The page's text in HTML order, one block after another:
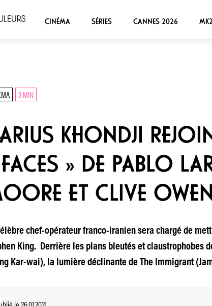
CINÉMA SÉRIES CANNES 2026
3 MIN
KHONDJI
» DE PABLO
ET CLIVE OWEN
chef-opérateur franco-iranien sera chargé de
King. Derrière les plans bleutés et claustrophobes
Kar-wai), la lumière déclinante de The Immigrant